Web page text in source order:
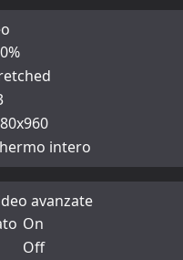
intero
avanzate
On
Off